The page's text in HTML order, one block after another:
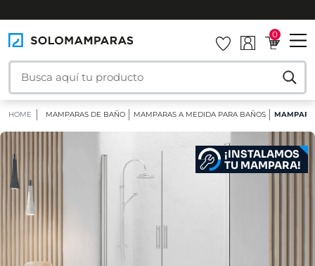
0
HOME MAMPARAS DE BAÑO MAMPARAS A MEDIDA PARA BAÑOS
¡INSTALAMOS
TU MAMPARA!